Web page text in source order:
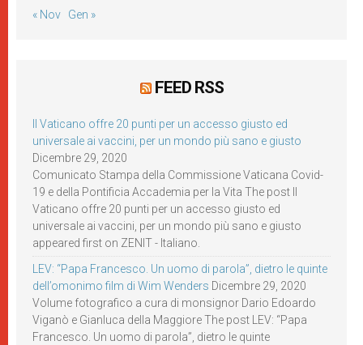
« Nov Gen »
FEED RSS
Il Vaticano offre 20 punti per un accesso giusto ed
universale ai vaccini, per un mondo più sano e giusto
Dicembre 29, 2020
Comunicato Stampa della Commissione Vaticana Covid-
19 e della Pontificia Accademia per la Vita The post Il
Vaticano offre 20 punti per un accesso giusto ed
universale ai vaccini, per un mondo più sano e giusto
appeared first on ZENIT - Italiano.
LEV: “Papa Francesco. Un uomo di parola”, dietro le quinte
dell’omonimo film di Wim Wenders Dicembre 29, 2020
Volume fotografico a cura di monsignor Dario Edoardo
Viganò e Gianluca della Maggiore The post LEV: “Papa
Francesco. Un uomo di parola”, dietro le quinte